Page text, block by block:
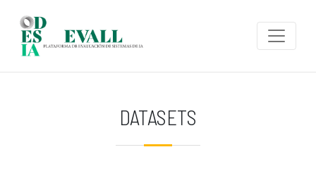
DATASETS